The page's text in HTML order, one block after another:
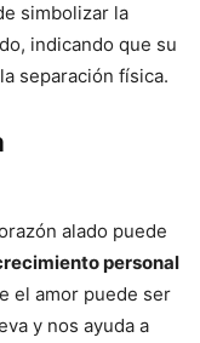
simbolizar la
indicando que su
separación física.
alado puede
personal
el amor puede ser
y nos ayuda a